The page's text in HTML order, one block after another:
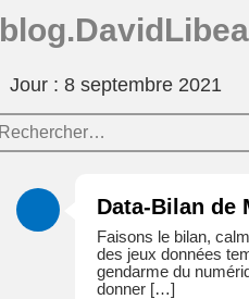
Jour : 8 septembre 2021
Data-Bilan de
Faisons le bilan,
des jeux données
gendarme du
donner […]